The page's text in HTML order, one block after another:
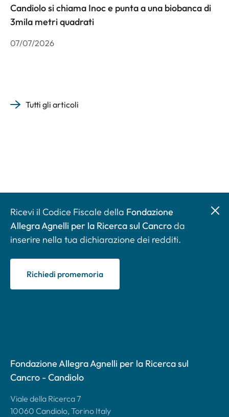
Candiolo si chiama Inoc e punta a una biobanca di
3mila metri quadrati
07/07/2026
Tutti gli articoli
Ricevi il Codice Fiscale della Fondazione
Allegra Agnelli per la Ricerca sul Cancroda
inserire nella tua dichiarazione dei redditi.
Richiedi promemoria
Fondazione Allegra Agnelli per la Ricerca sul
Cancro - Candiolo
Viale della Ricerca 7
10060 Candiolo, Torino Italy